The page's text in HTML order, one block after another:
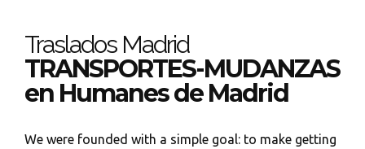
Traslados Madrid
TRANSPORTES-MUDANZAS
en Humanes de Madrid
We were founded with a simple goal: to make getting